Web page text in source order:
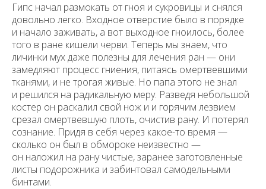
Гипс начал размокать от гноя и сукровицы и снялся
довольно легко. Входное отверстие было в порядке
и начало заживать, а вот выходное гноилось, более
того в ране кишели черви. Теперь мы знаем, что
личинки мух даже полезны для лечения ран — они
замедляют процесс гниения, питаясь омертвевшими
тканями, и не трогая живые. Но папа этого не знал
и решился на радикальную меру. Разведя небольшой
костер он раскалил свой нож и и горячим лезвием
срезал омертвевшую плоть, очистив рану. И потерял
сознание. Придя в себя через какое-то время —
сколько он был в обмороке неизвестно —
он наложил на рану чистые, заранее заготовленные
листы подорожника и забинтовал самодельными
бинтами.